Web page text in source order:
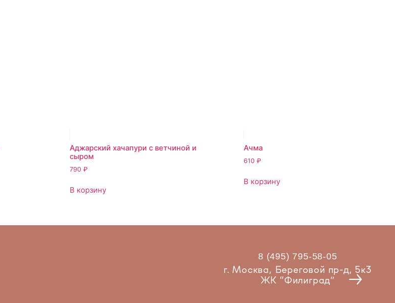
Аджарский хачапури с ветчиной и
сыром
790 ₽
В корзину
Ачма
610₽
В корзину
8 (495) 795-58-05
г. Москва, Береговой пр-д, 5к3
ЖК “Филиград”